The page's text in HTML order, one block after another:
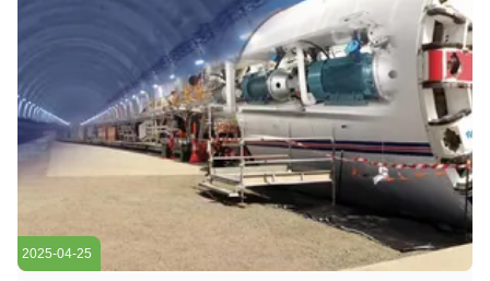
2025-04-25